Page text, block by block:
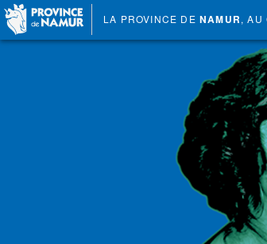
LA PROVINCE DE NAMUR, AU